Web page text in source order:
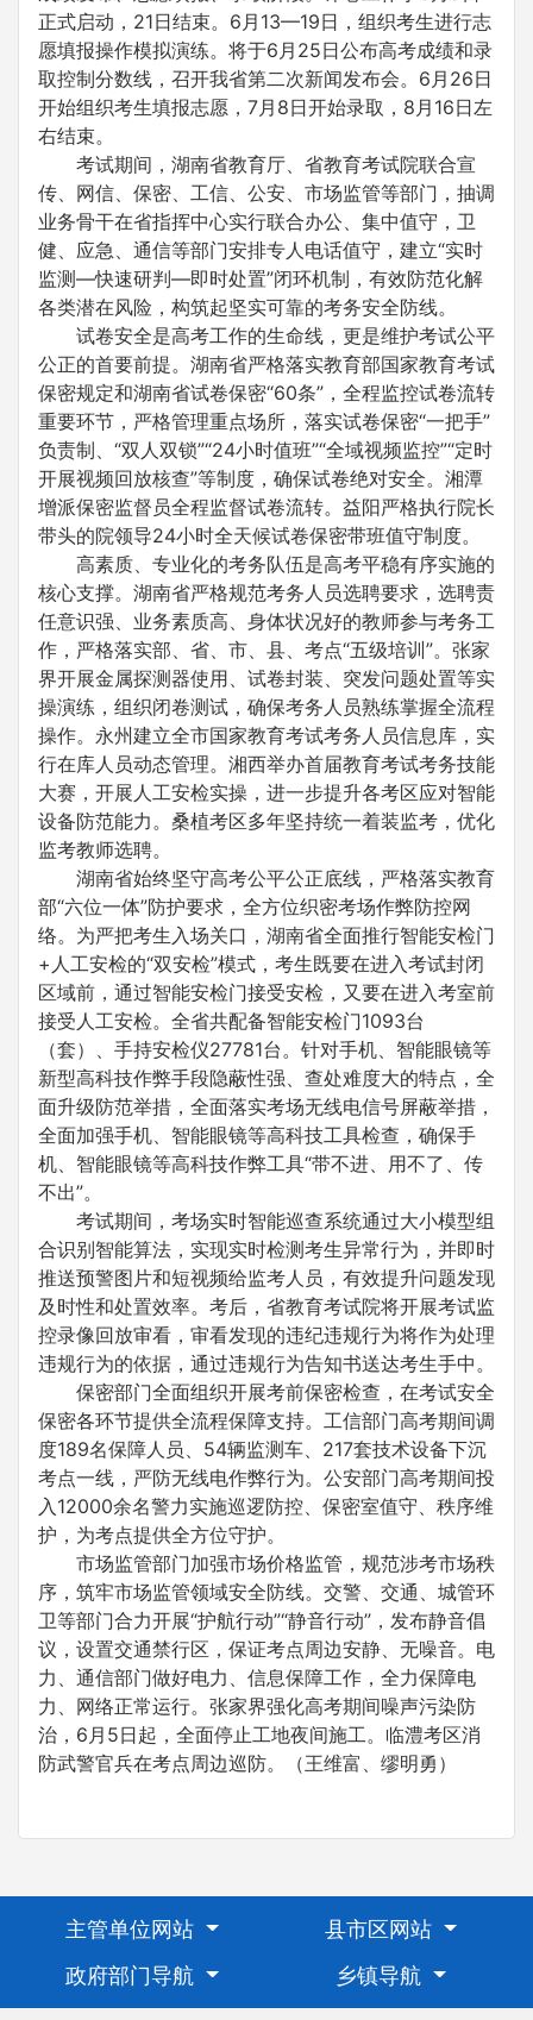
正式启动，21日结束。6月13—19日，组织考生进行志
愿填报操作模拟演练。将于6月25日公布高考成绩和录
取控制分数线，召开我省第二次新闻发布会。6月26日
开始组织考生填报志愿，7月8日开始录取，8月16日左
右结束。
考试期间，湖南省教育厅、省教育考试院联合宣
传、网信、保密、工信、公安、市场监管等部门，抽调
业务骨干在省指挥中心实行联合办公、集中值守，卫
健、应急、通信等部门安排专人电话值守，建立“实时
监测—快速研判—即时处置”闭环机制，有效防范化解
各类潜在风险，构筑起坚实可靠的考务安全防线。
试卷安全是高考工作的生命线，更是维护考试公平
公正的首要前提。湖南省严格落实教育部国家教育考试
保密规定和湖南省试卷保密“60条”，全程监控试卷流转
重要环节，严格管理重点场所，落实试卷保密“一把手”
负责制、“双人双锁”“24小时值班”“全域视频监控”“定时
开展视频回放核查”等制度，确保试卷绝对安全。湘潭
增派保密监督员全程监督试卷流转。益阳严格执行院长
带头的院领导24小时全天候试卷保密带班值守制度。
高素质、专业化的考务队伍是高考平稳有序实施的
核心支撑。湖南省严格规范考务人员选聘要求，选聘责
任意识强、业务素质高、身体状况好的教师参与考务工
作，严格落实部、省、市、县、考点“五级培训”。张家
界开展金属探测器使用、试卷封装、突发问题处置等实
操演练，组织闭卷测试，确保考务人员熟练掌握全流程
操作。永州建立全市国家教育考试考务人员信息库，实
行在库人员动态管理。湘西举办首届教育考试考务技能
大赛，开展人工安检实操，进一步提升各考区应对智能
设备防范能力。桑植考区多年坚持统一着装监考，优化
监考教师选聘。
湖南省始终坚守高考公平公正底线，严格落实教育
部“六位一体”防护要求，全方位织密考场作弊防控网
络。为严把考生入场关口，湖南省全面推行智能安检门
+人工安检的“双安检”模式，考生既要在进入考试封闭
区域前，通过智能安检门接受安检，又要在进入考室前
接受人工安检。全省共配备智能安检门1093台
（套）、手持安检仪27781台。针对手机、智能眼镜等
新型高科技作弊手段隐蔽性强、查处难度大的特点，全
面升级防范举措，全面落实考场无线电信号屏蔽举措，
全面加强手机、智能眼镜等高科技工具检查，确保手
机、智能眼镜等高科技作弊工具“带不进、用不了、传
不出”。
考试期间，考场实时智能巡查系统通过大小模型组
合识别智能算法，实现实时检测考生异常行为，并即时
推送预警图片和短视频给监考人员，有效提升问题发现
及时性和处置效率。考后，省教育考试院将开展考试监
控录像回放审看，审看发现的违纪违规行为将作为处理
违规行为的依据，通过违规行为告知书送达考生手中。
保密部门全面组织开展考前保密检查，在考试安全
保密各环节提供全流程保障支持。工信部门高考期间调
度189名保障人员、54辆监测车、217套技术设备下沉
考点一线，严防无线电作弊行为。公安部门高考期间投
入12000余名警力实施巡逻防控、保密室值守、秩序维
护，为考点提供全方位守护。
市场监管部门加强市场价格监管，规范涉考市场秩
序，筑牢市场监管领域安全防线。交警、交通、城管环
卫等部门合力开展“护航行动”“静音行动”，发布静音倡
议，设置交通禁行区，保证考点周边安静、无噪音。电
力、通信部门做好电力、信息保障工作，全力保障电
力、网络正常运行。张家界强化高考期间噪声污染防
治，6月5日起，全面停止工地夜间施工。临澧考区消
防武警官兵在考点周边巡防。（王维富、缪明勇）
主管单位网站
县市区网站
政府部门导航
乡镇导航